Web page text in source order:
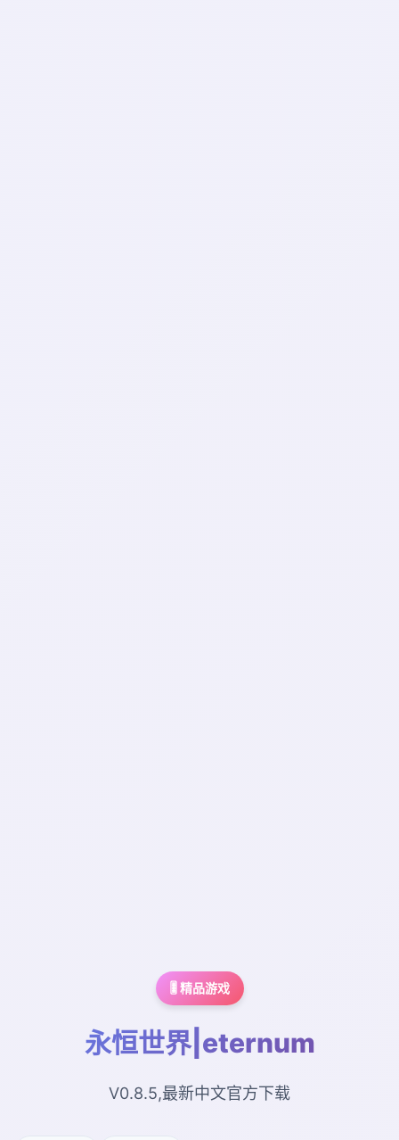
🎚️ 精品游戏
永恒世界|eternum
V0.8.5,最新中文官方下载